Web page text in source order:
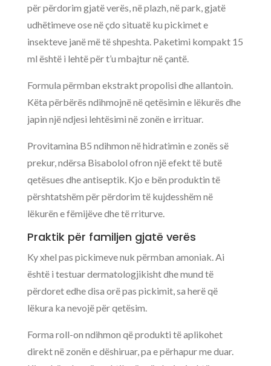
për përdorim gjatë verës, në plazh, në park, gjatë
udhëtimeve ose në çdo situatë ku pickimet e
insekteve janë më të shpeshta. Paketimi kompakt 15
ml është i lehtë për t’u mbajtur në çantë.
Formula përmban ekstrakt propolisi dhe allantoin.
Këta përbërës ndihmojnë në qetësimin e lëkurës dhe
japin një ndjesi lehtësimi në zonën e irrituar.
Provitamina B5 ndihmon në hidratimin e zonës së
prekur, ndërsa Bisabolol ofron një efekt të butë
qetësues dhe antiseptik. Kjo e bën produktin të
përshtatshëm për përdorim të kujdesshëm në
lëkurën e fëmijëve dhe të rriturve.
Praktik për familjen gjatë verës
Ky xhel pas pickimeve nuk përmban amoniak. Ai
është i testuar dermatologjikisht dhe mund të
përdoret edhe disa orë pas pickimit, sa herë që
lëkura ka nevojë për qetësim.
Forma roll-on ndihmon që produkti të aplikohet
direkt në zonën e dëshiruar, pa e përhapur me duar.